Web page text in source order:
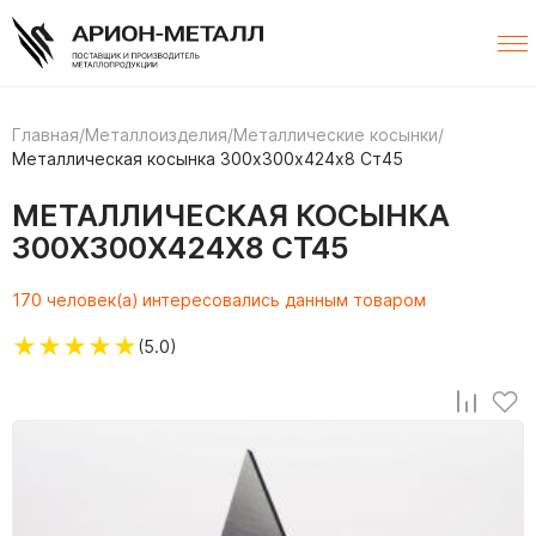
Главная/Металлоизделия/Металлические косынки/
Металлическая косынка 300х300х424х8 Ст45
МЕТАЛЛИЧЕСКАЯ КОСЫНКА
300Х300Х424Х8 СТ45
170 человек(а) интересовались данным товаром
★★★★★(5.0)